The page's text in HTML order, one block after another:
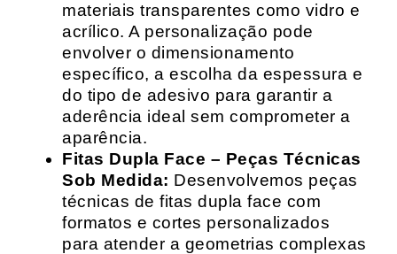
materiais transparentes como vidro e
acrílico. A personalização pode
envolver o dimensionamento
específico, a escolha da espessura e
do tipo de adesivo para garantir a
aderência ideal sem comprometer a
aparência.
Fitas Dupla Face – Peças Técnicas
Sob Medida: Desenvolvemos peças
técnicas de fitas dupla face com
formatos e cortes personalizados
para atender a geometrias complexas